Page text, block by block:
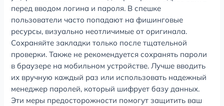
перед вводом логина и пароля. В спешке
пользователи часто попадают на фишинговые
ресурсы, визуально неотличимые от оригинала.
Сохраняйте закладки только после тщательной
проверки. Также не рекомендуется сохранять пароли
в браузере на мобильном устройстве. Лучше вводить
их вручную каждый раз или использовать надежный
менеджер паролей, который шифрует базу данных.
Эти меры предосторожности помогут защитить ваш